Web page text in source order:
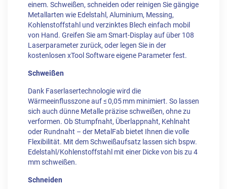
einem. Schweißen, schneiden oder reinigen Sie gängige
Metallarten wie Edelstahl, Aluminium, Messing,
Kohlenstoffstahl und verzinktes Blech einfach mobil
von Hand. Greifen Sie am Smart-Display auf über 108
Laserparameter zurück, oder legen Sie in der
kostenlosen xTool Software eigene Parameter fest.
Schweißen
Dank Faserlasertechnologie wird die
Wärmeeinflusszone auf ≤ 0,05 mm minimiert. So lassen
sich auch dünne Metalle präzise schweißen, ohne zu
verformen. Ob Stumpfnaht, Überlappnaht, Kehlnaht
oder Rundnaht – der MetalFab bietet Ihnen die volle
Flexibilität. Mit dem Schweißaufsatz lassen sich bspw.
Edelstahl/Kohlenstoffstahl mit einer Dicke von bis zu 4
mm schweißen.
Schneiden